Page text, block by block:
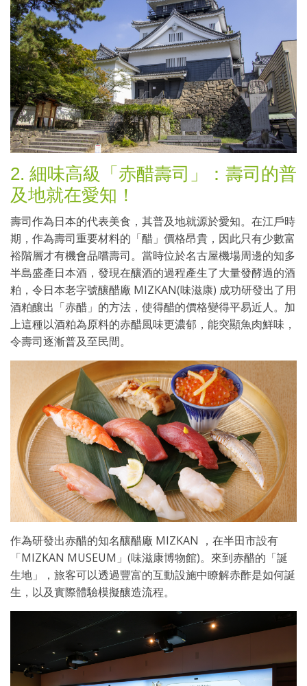
2. 細味高級「赤醋壽司」：壽司的普
及地就在愛知！
壽司作為日本的代表美食，其普及地就源於愛知。在江戶時
期，作為壽司重要材料的「醋」價格昂貴，因此只有少數富
裕階層才有機會品嚐壽司。當時位於名古屋機場周邊的知多
半島盛產日本酒，發現在釀酒的過程產生了大量發酵過的酒
粕，令日本老字號釀醋廠 MIZKAN(味滋康) 成功研發出了用
酒粕釀出「赤醋」的方法，使得醋的價格變得平易近人。加
上這種以酒粕為原料的赤醋風味更濃郁，能突顯魚肉鮮味，
令壽司逐漸普及至民間。
作為研發出赤醋的知名釀醋廠 MIZKAN ，在半田市設有
「MIZKAN MUSEUM」(味滋康博物館)。來到赤醋的「誕
生地」，旅客可以透過豐富的互動設施中瞭解赤酢是如何誕
生，以及實際體驗模擬釀造流程。